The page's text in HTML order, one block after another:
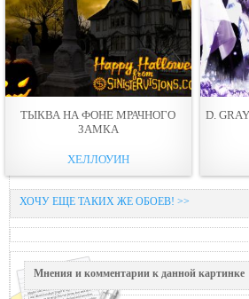
ТЫКВА НА ФОНЕ МРАЧНОГО
ЗАМКА
ХЕЛЛОУИН
D.
ХОЧУ ЕЩЕ ТАКИХ ЖЕ ОБОЕВ! >>
Мнения и комментарии к данной картинке